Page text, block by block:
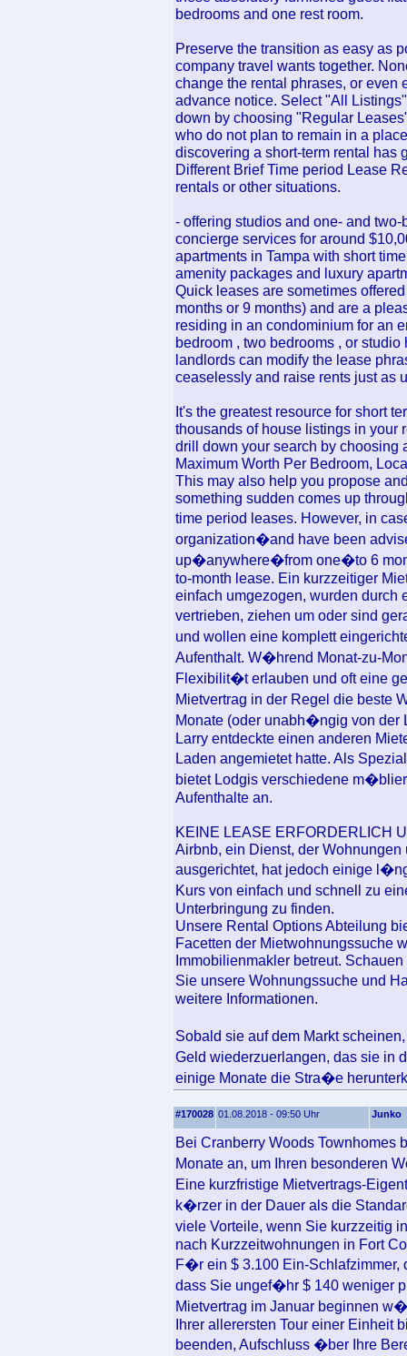
bedrooms and one rest room.
Preserve the transition as easy as
company travel wants together.
change the rental phrases, or even
advance notice. Select "All
down by choosing "Regular
who do not plan to remain in a
discovering a short-term rental has
Different Brief Time period Lease
rentals or other situations.
- offering studios and one- and
concierge services for around
apartments in Tampa with short
amenity packages and luxury
Quick leases are sometimes
months or 9 months) and are a
residing in an condominium for an
bedroom , two bedrooms , or
landlords can modify the lease
ceaselessly and raise rents just as
It's the greatest resource for short
thousands of house listings in your
drill down your search by choosing
Maximum Worth Per Bedroom,
This may also help you propose
something sudden comes up
time period leases. However, in
organization�and have been
up�anywhere�from one�to 6
to-month lease. Ein kurzzeitiger
einfach umgezogen, wurden durch
vertrieben, ziehen um oder sind
und wollen eine komplett
Aufenthalt. W�hrend Monat-zu-
Flexibilit�t erlauben und oft eine
Mietvertrag in der Regel die beste
Monate (oder unabh�ngig von
Larry entdeckte einen anderen
Laden angemietet hatte. Als
bietet Lodgis verschiedene
Aufenthalte an.
KEINE LEASE ERFORDERLICH
Airbnb, ein Dienst, der
ausgerichtet, hat jedoch einige
Kurs von einfach und schnell zu
Unterbringung zu finden.
Unsere Rental Options Abteilung
Facetten der Mietwohnungssuche
Immobilienmakler betreut.
Sie unsere Wohnungssuche und
weitere Informationen.
Sobald sie auf dem Markt
Geld wiederzuerlangen, das sie in
einige Monate die Stra�e
#170028 01.08.2018 - 09:50 Uhr Junko
Bei Cranberry Woods
Monate an, um Ihren besonderen
Eine kurzfristige Mietvertrags-
k�rzer in der Dauer als die
viele Vorteile, wenn Sie kurzzeitig
nach Kurzzeitwohnungen in Fort
F�r ein $ 3.100 Ein-Schlafzimmer,
dass Sie ungef�hr $ 140 weniger
Mietvertrag im Januar beginnen
Ihrer allerersten Tour einer Einheit
beenden, Aufschluss �ber Ihre